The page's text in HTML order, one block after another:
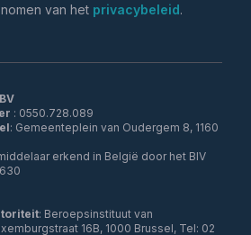
van het privacybeleid.
: Gemeenteplein van Oudergem 8, 1160
erkend in België door het BIV
: Beroepsinstituut van
16B, 1000 Brussel, Tel: 02